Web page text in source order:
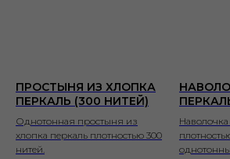
ПРОСТЫНЯ ИЗ ХЛОПКА
ПЕРКАЛЬ (300 НИТЕЙ)
Однотонная простыня из
хлопка перкаль плотностью 300
нитей.